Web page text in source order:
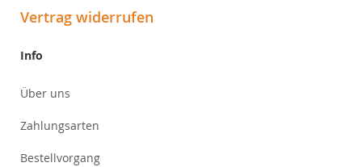
Vertrag widerrufen
Info
Über uns
Zahlungsarten
Bestellvorgang